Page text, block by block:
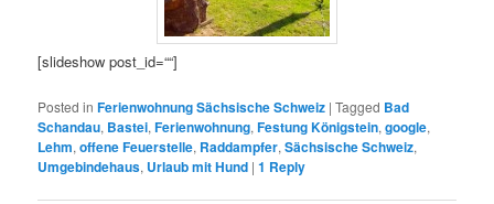
[slideshow post_id=““]
Posted in Ferienwohnung Sächsische Schweiz |Tagged Bad
Schandau, Bastei,Ferienwohnung,Festung Königstein,google,
Lehm,offene Feuerstelle, Raddampfer,Sächsische Schweiz,
Umgebindehaus, Urlaub mit Hund |1 Reply